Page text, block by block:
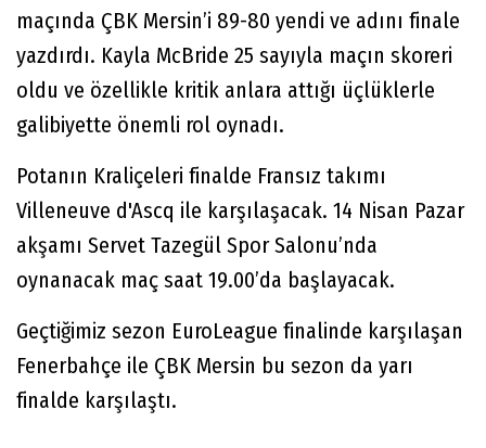
maçında ÇBK Mersin’i 89-80 yendi ve adını finale
yazdırdı. Kayla McBride 25 sayıyla maçın skoreri
oldu ve özellikle kritik anlara attığı üçlüklerle
galibiyette önemli rol oynadı.
Potanın Kraliçeleri finalde Fransız takımı
Villeneuve d'Ascq ile karşılaşacak. 14 Nisan Pazar
akşamı Servet Tazegül Spor Salonu’nda
oynanacak maç saat 19.00’da başlayacak.
Geçtiğimiz sezon EuroLeague finalinde karşılaşan
Fenerbahçe ile ÇBK Mersin bu sezon da yarı
finalde karşılaştı.